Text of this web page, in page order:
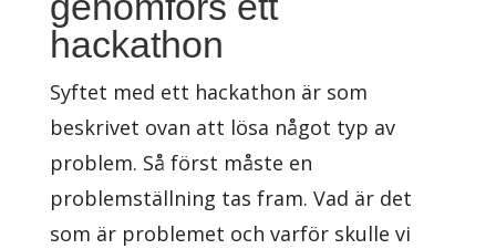
hackathon
Syftet med ett hackathon är som
beskrivet ovan att lösa något typ av
problem. Så först måste en
problemställning tas fram. Vad är det
som är problemet och varför skulle vi